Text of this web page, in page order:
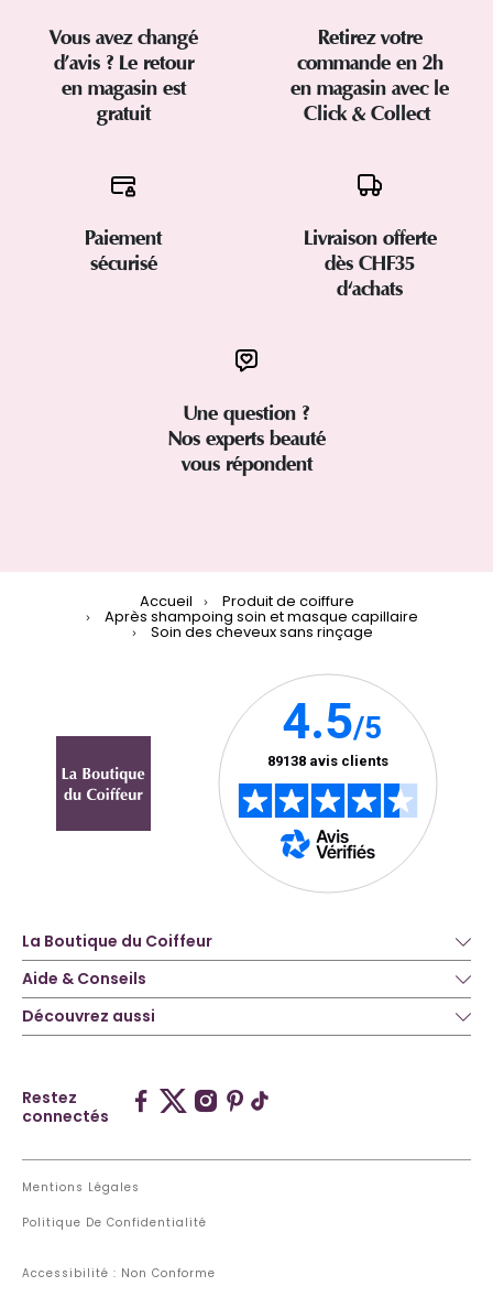
Vous avez changé
d’avis ? Le retour
en magasin est
gratuit
Retirez votre
commande en 2h
en magasin avec le
Click & Collect
Paiement
sécurisé
Livraison offerte
dès CHF35
d'achats
Une question ?
Nos experts beauté
vous répondent
Accueil Produit de coiffure
Après shampoing soin et masque capillaire
Soin des cheveux sans rinçage
La Boutique du Coiffeur
Aide & Conseils
Découvrez aussi
Restez
connectés
Mentions Légales
Politique De Confidentialité
Accessibilité : Non Conforme